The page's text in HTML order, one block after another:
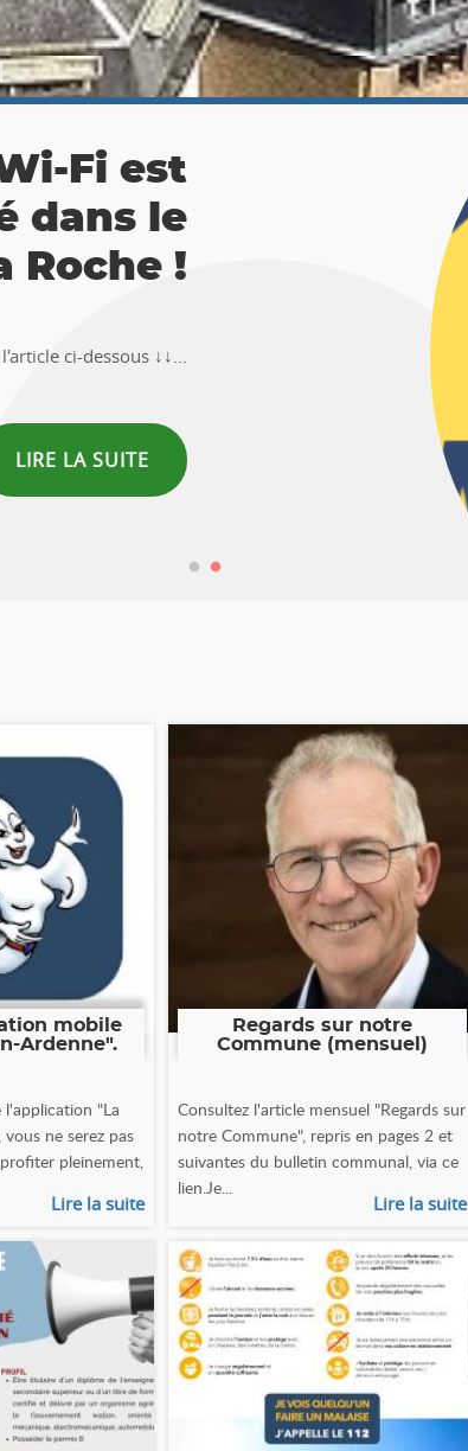
Roche :
🚶‍♀🚶‍♂
mobile
Ardenne".
l'application "La
ne serez pas
pleinement,
Lire la suite
Regards sur notre
Commune (mensuel)
Consultez l'article mensuel "Regards sur
notre Commune", repris en pages 2 et
suivantes du bulletin communal, via ce
lien.Je...
Lire la suite